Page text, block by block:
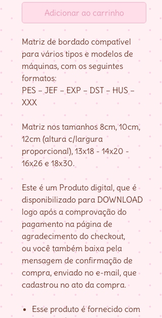
Adicionar ao carrinho
Matriz de bordado compatível
para vários tipos e modelos de
máquinas, com os seguintes
formatos:
PES – JEF – EXP – DST – HUS –
XXX
Matriz nos tamanhos 8cm, 10cm,
12cm (altura c/largura
proporcional), 13x18 - 14x20 -
16x26 e 18x30.
Este é um Produto digital, que é
disponibilizado para DOWNLOAD
logo após a comprovação do
pagamento na página de
agradecimento do checkout,
ou você também baixa pela
mensagem de confirmação de
compra, enviado no e-mail, que
cadastrou no ato da compra.
Esse produto é fornecido com